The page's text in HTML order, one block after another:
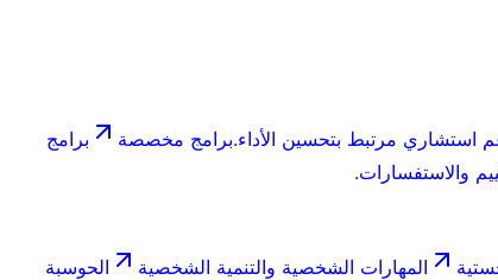
استشاري مرتبط بتحسين الأداء.برامج مخصصة
برامج
والاستفسارات.
المهارات الشخصية والتنمية الشخصية
الحوسبة